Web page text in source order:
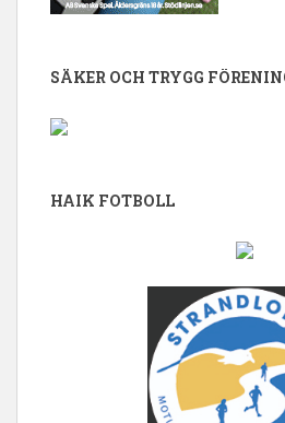
SÄKER OCH TRYGG
HAIK FOTBOLL